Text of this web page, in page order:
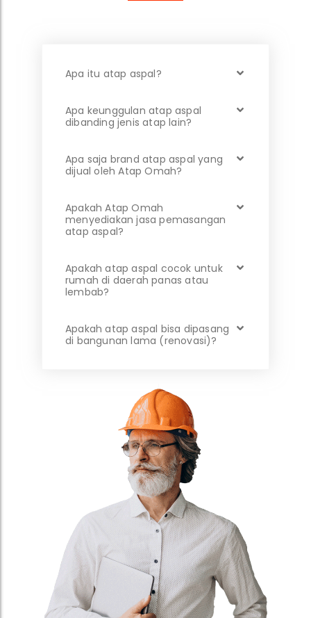
Apa itu atap aspal?
Apa keunggulan atap aspal
dibanding jenis atap lain?
Apa saja brand atap aspal yang
dijual oleh Atap Omah?
Apakah Atap Omah
menyediakan jasa pemasangan
atap aspal?
Apakah atap aspal cocok untuk
rumah di daerah panas atau
lembab?
Apakah atap aspal bisa dipasang
di bangunan lama (renovasi)?